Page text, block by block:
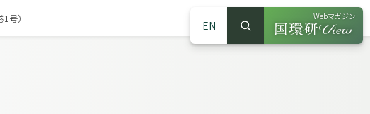
EN
サイト内検索
検索
Webマガジン
（別ウインドウ
号）